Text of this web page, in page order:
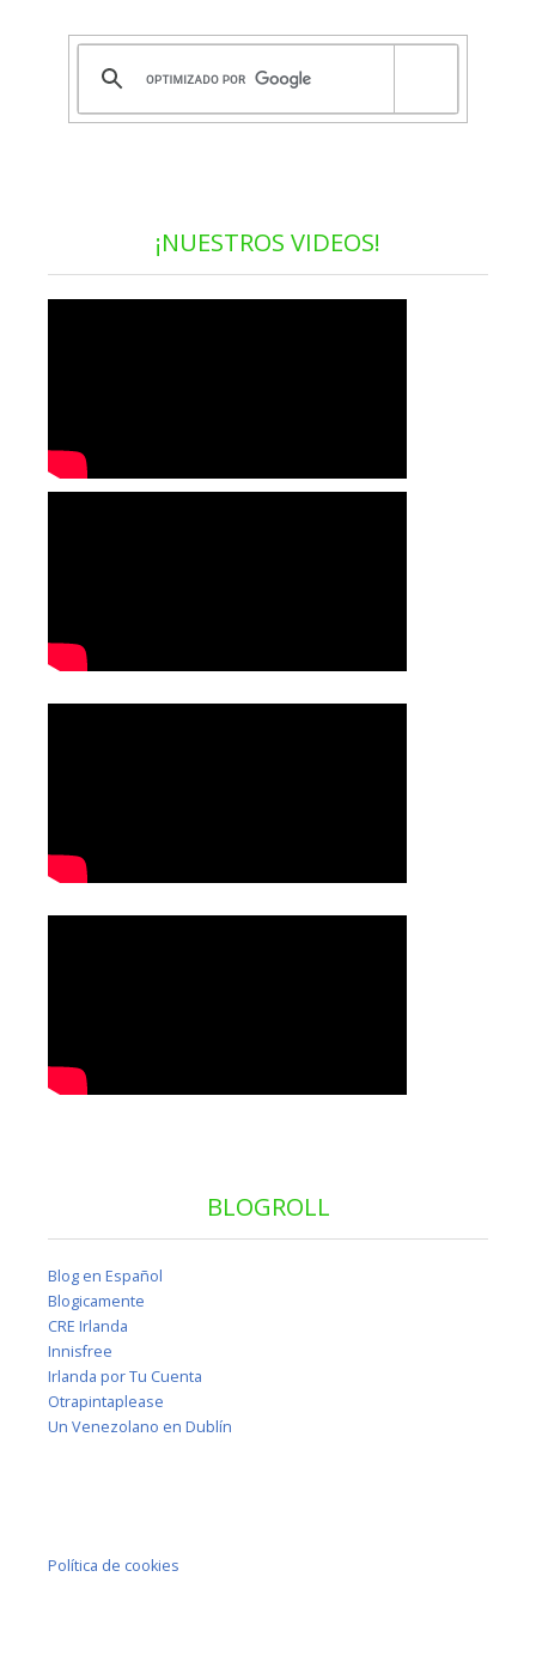
¡NUESTROS VIDEOS!
BLOGROLL
Blog en Español
Blogicamente
CRE Irlanda
Innisfree
Irlanda por Tu Cuenta
Otrapintaplease
Un Venezolano en Dublín
Política de cookies